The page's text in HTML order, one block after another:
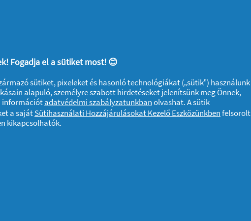
adja hozzá a bazsalikomot,
a mártást. Öntse sterizilált üvegbe
Mielőtt fölcimkézné az üveget, hagyja
Fogadja el a sütiket most! 😊
sütiket, pixeleket és hasonló technológiákat („sütik”) használunk
alapuló, személyre szabott hirdetéseket jelenítsünk meg Önnek,
információtadatvédelmi szabályzatunkbanolvashat. A sütik
a sajátSütihasználati Hozzájárulásokat Kezelő Eszközünkbenfelsorolt
kikapcsolhatók.